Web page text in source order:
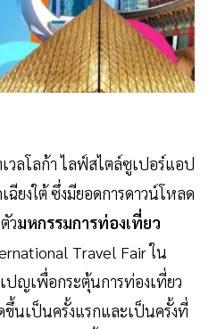
ลโลก้า ไลฟ์สไตล์ซูเปอร์แอป
ยงใต้ ซึ่งมียอดการดาวน์โหลด
วมหกรรมการท่องเที่ยว
Travel Fair ใน
ปญเพื่อกระตุ้นการท่องเที่ยว
นเป็นครั้งแรกและเป็นครั้งที่